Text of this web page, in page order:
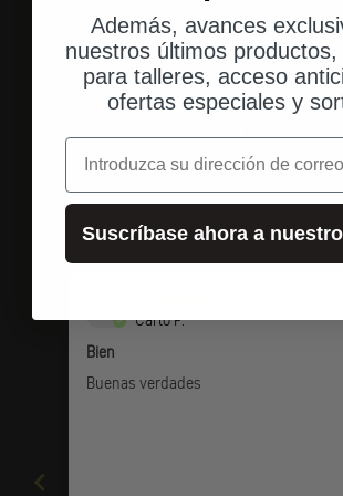
Envío rápido y directo a tu
Ir al elemento 1
Ir al elemento
Ir al
Valoraciones de los
Carlo P.
Bien
Buenas verdades
Además, avances
nuestros últimos
para talleres, acceso
ofertas especiales y
correo electrónico
Suscríbase ahora a